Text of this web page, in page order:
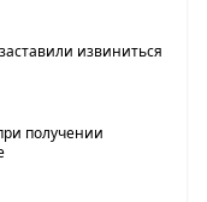
извиниться
получении